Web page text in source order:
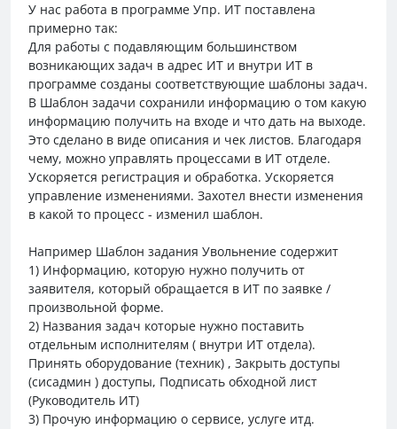
У нас работа в программе Упр. ИТ поставлена
примерно так:
Для работы с подавляющим большинством
возникающих задач в адрес ИТ и внутри ИТ в
программе созданы соответствующие шаблоны задач.
В Шаблон задачи сохранили информацию о том какую
информацию получить на входе и что дать на выходе.
Это сделано в виде описания и чек листов. Благодаря
чему, можно управлять процессами в ИТ отделе.
Ускоряется регистрация и обработка. Ускоряется
управление изменениями. Захотел внести изменения
в какой то процесс - изменил шаблон.
Например Шаблон задания Увольнение содержит
1) Информацию, которую нужно получить от
заявителя, который обращается в ИТ по заявке /
произвольной форме.
2) Названия задач которые нужно поставить
отдельным исполнителям ( внутри ИТ отдела).
Принять оборудование (техник) , Закрыть доступы
(сисадмин ) доступы, Подписать обходной лист
(Руководитель ИТ)
3) Прочую информацию о сервисе, услуге итд.